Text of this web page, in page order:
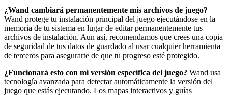
¿Wand cambiará permanentemente mis archivos de juego?
Wand protege tu instalación principal del juego ejecutándose en la
memoria de tu sistema en lugar de editar permanentemente tus
archivos de instalación. Aun así, recomendamos que crees una copia
de seguridad de tus datos de guardado al usar cualquier herramienta
de terceros para asegurarte de que tu progreso esté protegido.
¿Funcionará esto con mi versión específica del juego? Wand usa
tecnología avanzada para detectar automáticamente la versión del
juego que estás ejecutando. Los mapas interactivos y guías